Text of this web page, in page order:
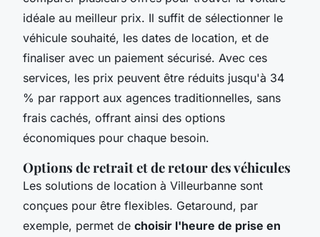
idéale au meilleur prix. Il suffit de sélectionner le
véhicule souhaité, les dates de location, et de
finaliser avec un paiement sécurisé. Avec ces
services, les prix peuvent être réduits jusqu'à 34
% par rapport aux agences traditionnelles, sans
frais cachés, offrant ainsi des options
économiques pour chaque besoin.
Options de retrait et de retour des véhicules
Les solutions de location à Villeurbanne sont
conçues pour être flexibles. Getaround, par
exemple, permet de choisir l'heure de prise en